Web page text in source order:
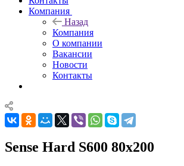
Компания
Назад
Компания
О компании
Вакансии
Новости
Контакты
Sense Hard S600 80x200